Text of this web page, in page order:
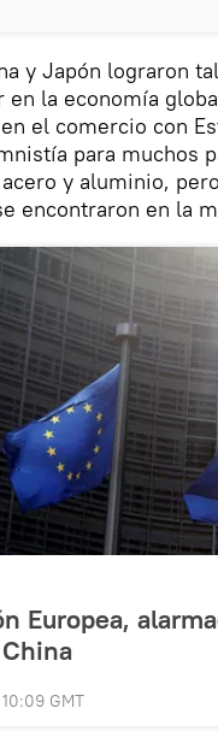
y Japón lograron
la economía
el comercio con
para muchos
y aluminio,
encontraron en la
Europea,
GMT